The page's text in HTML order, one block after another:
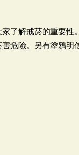
了解戒菸的重要性
危險。另有塗鴉明